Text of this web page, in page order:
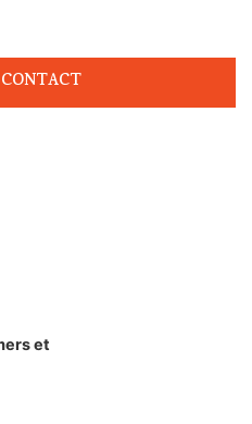
CONTACT
et